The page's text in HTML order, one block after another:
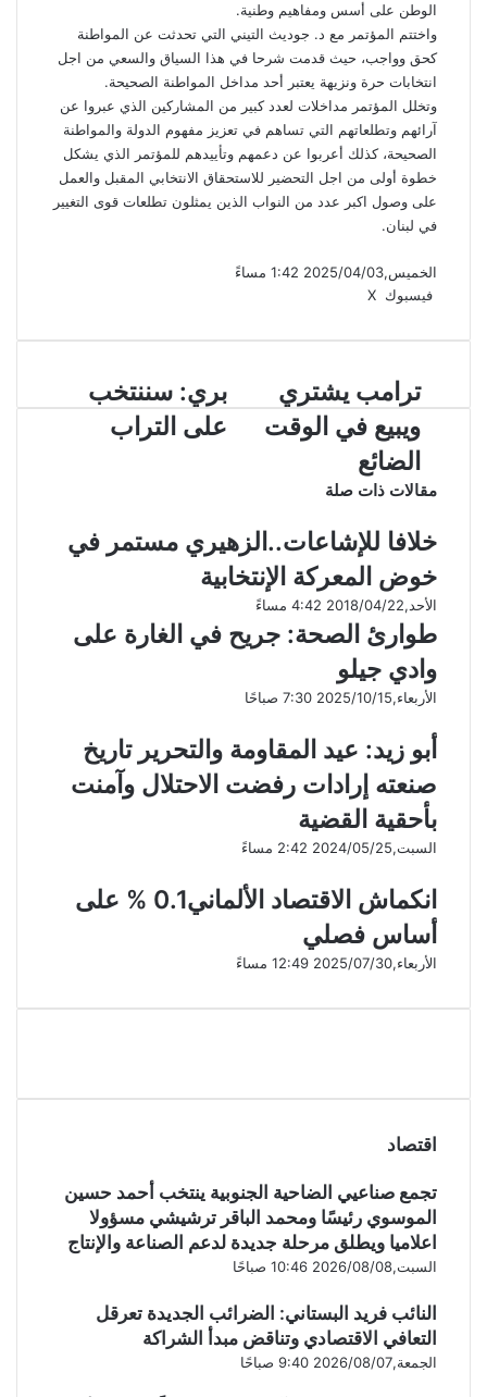
الوطن على أسس ومفاهيم وطنية.
واختتم المؤتمر مع د. جوديث التيني التي تحدثت عن المواطنة
كحق وواجب، حيث قدمت شرحا في هذا السياق والسعي من اجل
انتخابات حرة ونزيهة يعتبر أحد مداخل المواطنة الصحيحة.
وتخلل المؤتمر مداخلات لعدد كبير من المشاركين الذي عبروا عن
آرائهم وتطلعاتهم التي تساهم في تعزيز مفهوم الدولة والمواطنة
الصحيحة، كذلك أعربوا عن دعمهم وتأييدهم للمؤتمر الذي يشكل
خطوة أولى من اجل التحضير للاستحقاق الانتخابي المقبل والعمل
على وصول اكبر عدد من النواب الذين يمثلون تطلعات قوى التغيير
في لبنان.
الخميس,2025/04/03 1:42 مساءً
فيسبوك X
بري: سننتخب
على التراب
ترامب يشتري
ويبيع في الوقت
الضائع
مقالات ذات صلة
خلافا للإشاعات..الزهيري مستمر في
خوض المعركة الإنتخابية
الأحد,2018/04/22 4:42 مساءً
طوارئ الصحة: جريح في الغارة على
وادي جيلو
الأربعاء,2025/10/15 7:30 صباحًا
أبو زيد: عيد المقاومة والتحرير تاريخ
صنعته إرادات رفضت الاحتلال وآمنت
بأحقية القضية
السبت,2024/05/25 2:42 مساءً
انكماش الاقتصاد الألماني0.1 % على
أساس فصلي
الأربعاء,2025/07/30 12:49 مساءً
اقتصاد
تجمع صناعيي الضاحية الجنوبية ينتخب أحمد حسين
الموسوي رئيسًا ومحمد الباقر ترشيشي مسؤولا
اعلاميا ويطلق مرحلة جديدة لدعم الصناعة والإنتاج
السبت,2026/08/08 10:46 صباحًا
النائب فريد البستاني: الضرائب الجديدة تعرقل
التعافي الاقتصادي وتناقض مبدأ الشراكة
الجمعة,2026/08/07 9:40 صباحًا